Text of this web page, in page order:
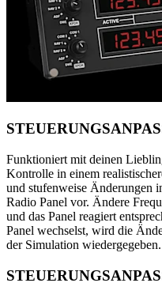
Funktioniert mit deinen
Kontrolle in einem
und stufenweise Änderungen
Radio Panel vor. Ändere
und das Panel reagiert
Panel wechselst, wird die
der Simulation wiedergegeben.